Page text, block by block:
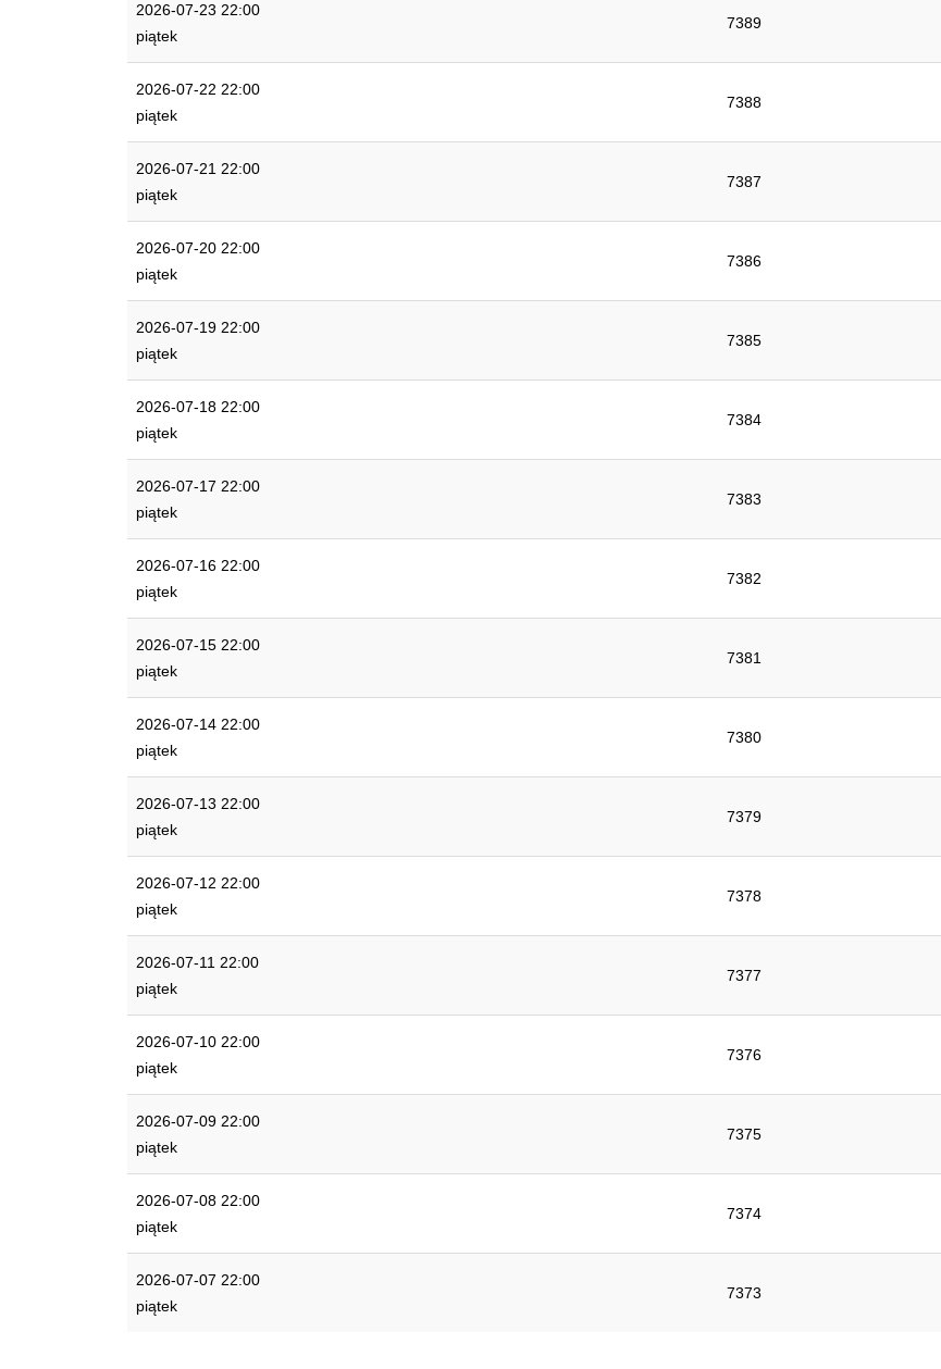
2026-07-23 22:00
piątek
7389
2026-07-22 22:00
piątek
7388
2026-07-21 22:00
piątek
7387
2026-07-20 22:00
piątek
7386
2026-07-19 22:00
piątek
7385
2026-07-18 22:00
piątek
7384
2026-07-17 22:00
piątek
7383
2026-07-16 22:00
piątek
7382
2026-07-15 22:00
piątek
7381
2026-07-14 22:00
piątek
7380
2026-07-13 22:00
piątek
7379
2026-07-12 22:00
piątek
7378
2026-07-11 22:00
piątek
7377
2026-07-10 22:00
piątek
7376
2026-07-09 22:00
piątek
7375
2026-07-08 22:00
piątek
7374
2026-07-07 22:00
piątek
7373